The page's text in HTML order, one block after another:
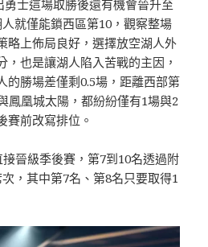
勇士這場取勝後還有機會晉升至
就僅能鎖西區第10，觀察整場
略上佈局良好，選擇放空湖人外
，也是讓湖人陷入苦戰的主因，
的勝場差僅剩0.5場，距離西部第
鳳凰城太陽，都紛紛僅有1場與2
賽前改寫排位。
晉級季後賽，第7到10名透過附
，其中第7名、第8名只要取得1